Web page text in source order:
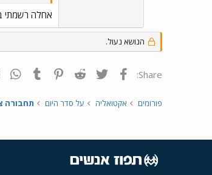
אחלה רשמתי
הנושא נעול.
Share: פייסבוק Twitter
Reddit
Pinterest
Tumblr
פורומים אקטואליה על סדר היום תחבורה